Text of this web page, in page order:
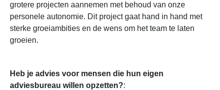
grotere projecten aannemen met behoud van onze
personele autonomie. Dit project gaat hand in hand met
sterke groeiambities en de wens om het team te laten
groeien.
Heb je advies voor mensen die hun eigen
adviesbureau willen opzetten?: